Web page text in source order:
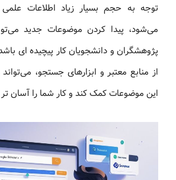
توجه به حجم بسیار زیاد اطلاعات
می‌شود، پیدا کردن موضوعات جدید
پژوهشگران و دانشجویان کار پیچیده ای
از منابع معتبر و ابزارهای جستجو،
این موضوعات کمک کند و کار شما را آسان‌